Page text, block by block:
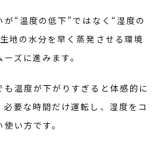
“温度の低下”ではなく“湿度の
地の水分を早く蒸発させる環境
ズに進みます。
温度が下がりすぎると体感的に
要な時間だけ運転し、湿度をコ
い方です。